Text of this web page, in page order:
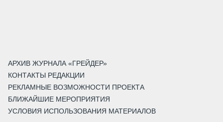
АРХИВ ЖУРНАЛА «ГРЕЙДЕР»
КОНТАКТЫ РЕДАКЦИИ
РЕКЛАМНЫЕ ВОЗМОЖНОСТИ ПРОЕКТА
БЛИЖАЙШИЕ МЕРОПРИЯТИЯ
УСЛОВИЯ ИСПОЛЬЗОВАНИЯ МАТЕРИАЛОВ